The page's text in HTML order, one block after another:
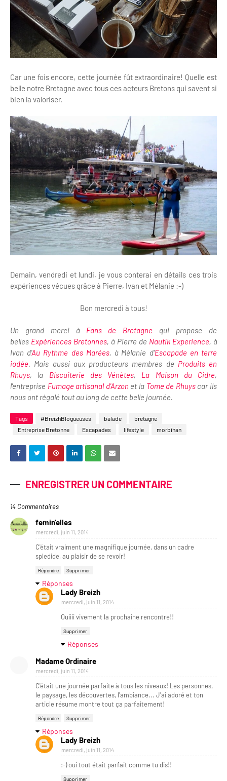
Car une fois encore, cette journée fût extraordinaire! Quelle est
belle notre Bretagne avec tous ces acteurs Bretons qui savent si
bien la valoriser.
Demain, vendredi et lundi, je vous conterai en détails ces trois
expériences vécues grâce à Pierre, Ivan et Mélanie :-)
Bon mercredi à tous!
Un grand merci à Fans de Bretagne qui propose de
belles Expériences Bretonnes, à Pierre de Nautik Experience, à
Ivan d'Au Rythme des Marées, à Mélanie d'Escapade en terre
iodée. Mais aussi aux producteurs membres de Produits en
Rhuys, la Biscuiterie des Vénètes, La Maison du Cidre,
l'entreprise Fumage artisanal d'Arzonet la Tome de Rhuyscar ils
nous ont régalé tout au long de cette belle journée.
Tags #BreizhBlogueuses balade
bretagne
Entreprise Bretonne
Escapades lifestyle morbihan
ENREGISTRER UN COMMENTAIRE
14 Commentaires
femin'elles
mercredi, juin 11, 2014
C'était vraiment une magnifique journée, dans un cadre
spledide, au plaisir de se revoir!
Répondre Supprimer
Réponses
Lady Breizh
mercredi, juin 11, 2014
Ouiiii vivement la prochaine rencontre!!
Supprimer
Réponses
Madame Ordinaire
mercredi, juin 11, 2014
C'était une journée parfaite à tous les niveaux! Les personnes,
le paysage, les découvertes, l'ambiance... J'ai adoré et ton
article résume montre tout ça parfaitement!
Répondre Supprimer
Réponses
Lady Breizh
mercredi, juin 11, 2014
:-) oui tout était parfait comme tu dis!!
Supprimer